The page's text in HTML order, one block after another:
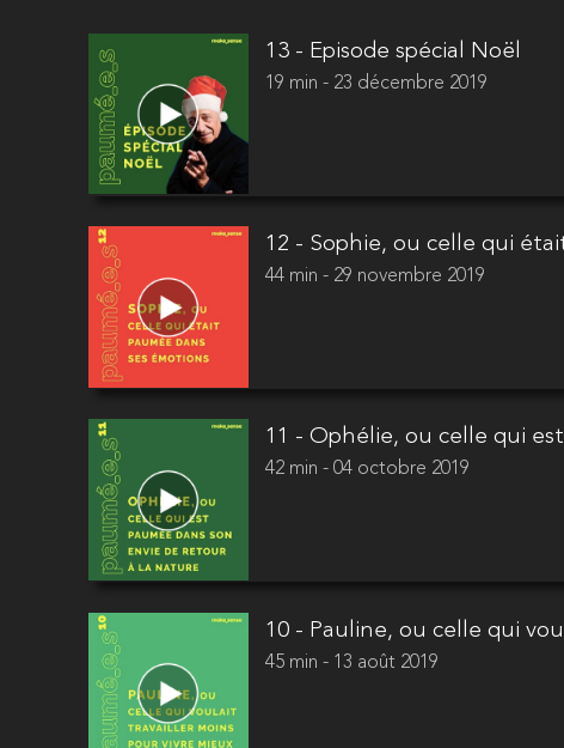
13 - Episode spécial Noël
19 min - 23 décembre 2019
12 - Sophie, ou celle qui
44 min - 29 novembre 2019
11 - Ophélie, ou celle qui
42 min - 04 octobre 2019
10 - Pauline, ou celle qui
45 min - 13 août 2019